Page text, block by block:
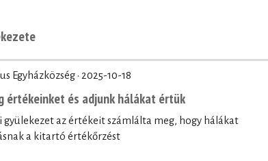
Egyházközség · 2025-10-18
értékeinket és adjunk hálákat értük
gyülekezet az értékeit számlálta meg, hogy hálákat
a kitartó értékőrzést